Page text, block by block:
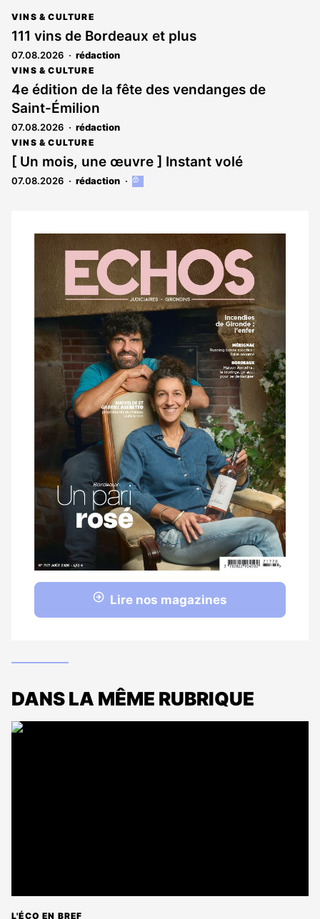
VINS & CULTURE
111 vins de Bordeaux et plus
07.08.2026 rédaction
VINS & CULTURE
4e édition de la fête des vendanges de
Saint-Émilion
07.08.2026 rédaction
VINS & CULTURE
[ Un mois, une œuvre ] Instant volé
07.08.2026 rédaction
Cet
aux
abonnés
Notre
dernier
magazine
Lire nos magazines
DANS LA MÊME RUBRIQUE
L'ÉCO EN BREF